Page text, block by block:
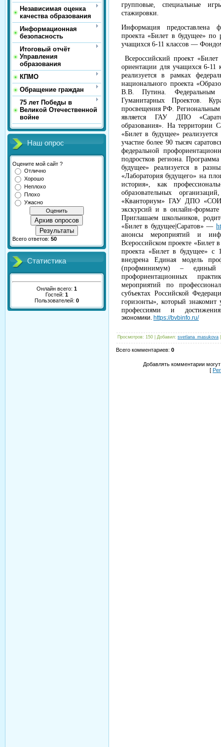
Независимая оценка
качества образования
Информационная
безопасность
Итоговый отчёт
Управления
образования
КПМО
Обращение граждан
75 лет Победы в
Великой Отечественной
войне
Наш опрос
Оцените мой сайт ?
Отлично
Хорошо
Неплохо
Плохо
Ужасно
Архив опросов
Результаты
Всего ответов: 50
Статистика
Онлайн всего: 1
Гостей: 1
Пользователей: 0
групповые, специальные
стажировки.
Информация предоставлена
проекта «Билет в будущее» по
учащихся 6-11 классов —
Всероссийский проект
ориентации для учащихся 6-11
реализуется в рамках
национального проекта
В.В. Путина. Федеральным
Гуманитарных Проектов.
просвещения РФ. Региональным
является ГАУ ДПО
образования». На территории
«Билет в будущее»
участие более 90 тысяч
федеральной
подростков региона.
будущее» реализуется в
«Лаборатория будущего» на
история», как
образовательных
«Кванториум» ГАУ ДПО
экскурсий и в онлайн-
Приглашаем школьников,
«Билет в будущее|Саратов» —
анонсы мероприятий и
Всероссийском проекте
проекта «Билет в будущее» с
внедрена Единая модель
(профминимум) – единый
профориентационных
мероприятий по
субъектах Российской
горизонты», который знакомит
профессиями и
экономики. https://bvbinfo.ru/
Просмотров: 150 Добавил: svetlana_masukova
Всего комментариев: 0
Добавлять комментарии
[